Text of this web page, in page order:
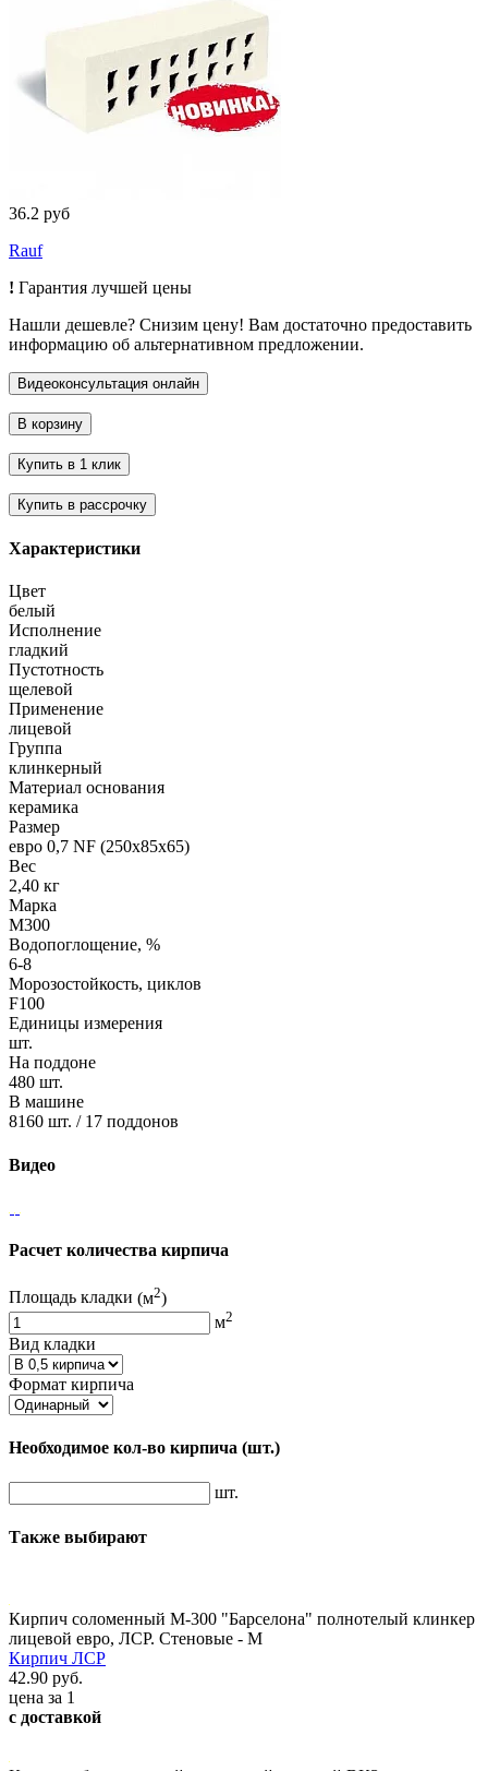
36.2 руб
Rauf
! Гарантия лучшей цены
Нашли дешевле? Снизим цену! Вам достаточно предоставить
информацию об альтернативном предложении.
Характеристики
Цвет
белый
Исполнение
гладкий
Пустотность
щелевой
Применение
лицевой
Группа
клинкерный
Материал основания
керамика
Размер
евро 0,7 NF (250х85х65)
Вес
2,40 кг
Марка
М300
Водопоглощение, %
6-8
Морозостойкость, циклов
F100
Единицы измерения
шт.
На поддоне
480 шт.
В машине
8160 шт. / 17 поддонов
Видео
Расчет количества кирпича
Площадь кладки (м2)
м2
Вид кладки
Формат кирпича
Необходимое кол-во кирпича (шт.)
шт.
Также выбирают
Кирпич соломенный М-300 "Барселона" полнотелый клинкер
лицевой евро, ЛСР. Стеновые - М
Кирпич ЛСР
42.90 руб.
цена за 1
с доставкой